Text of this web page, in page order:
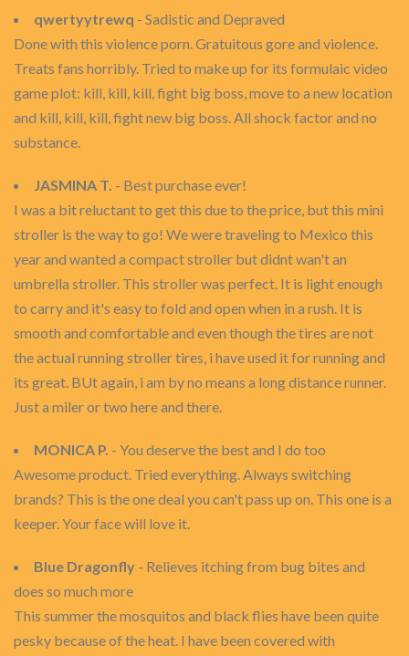
qwertyytrewq - Sadistic and Depraved
Done with this violence porn. Gratuitous gore and violence.
Treats fans horribly. Tried to make up for its formulaic video
game plot: kill, kill, kill, fight big boss, move to a new location
and kill, kill, kill, fight new big boss. All shock factor and no
substance.
JASMINA T. - Best purchase ever!
I was a bit reluctant to get this due to the price, but this mini
stroller is the way to go! We were traveling to Mexico this
year and wanted a compact stroller but didnt wan't an
umbrella stroller. This stroller was perfect. It is light enough
to carry and it's easy to fold and open when in a rush. It is
smooth and comfortable and even though the tires are not
the actual running stroller tires, i have used it for running and
its great. BUt again, i am by no means a long distance runner.
Just a miler or two here and there.
MONICA P. - You deserve the best and I do too
Awesome product. Tried everything. Always switching
brands? This is the one deal you can't pass up on. This one is a
keeper. Your face will love it.
Blue Dragonfly - Relieves itching from bug bites and
does so much more
This summer the mosquitos and black flies have been quite
pesky because of the heat. I have been covered with